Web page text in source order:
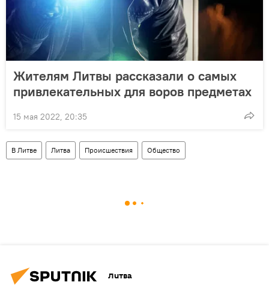
Жителям Литвы рассказали о самых
привлекательных для воров предметах
15 мая 2022, 20:35
В Литве Литва Происшествия Общество
Литва